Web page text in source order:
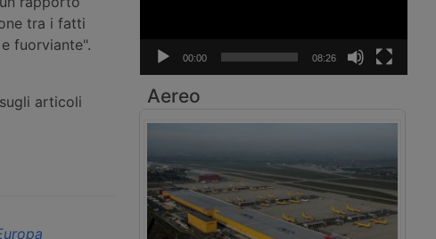
tra i fatti
fuorviante".
articoli
00:00 08:26
Aereo